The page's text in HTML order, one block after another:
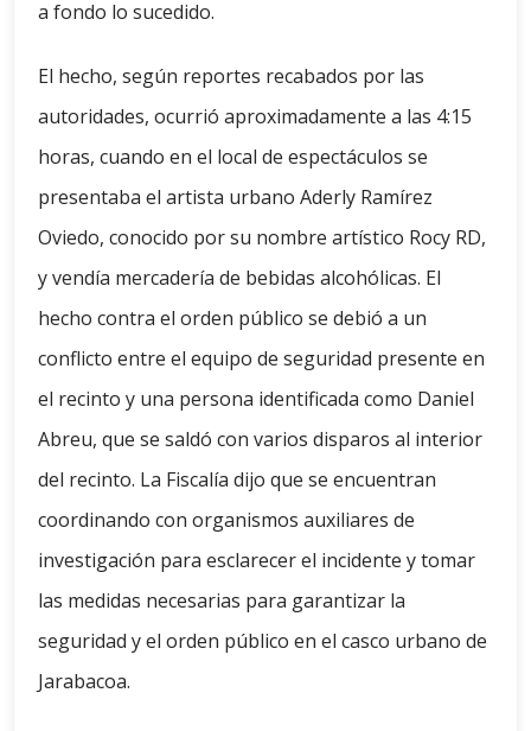
a fondo lo sucedido.
El hecho, según reportes recabados por las
autoridades, ocurrió aproximadamente a las 4:15
horas, cuando en el local de espectáculos se
presentaba el artista urbano Aderly Ramírez
Oviedo, conocido por su nombre artístico Rocy RD,
y vendía mercadería de bebidas alcohólicas. El
hecho contra el orden público se debió a un
conflicto entre el equipo de seguridad presente en
el recinto y una persona identificada como Daniel
Abreu, que se saldó con varios disparos al interior
del recinto. La Fiscalía dijo que se encuentran
coordinando con organismos auxiliares de
investigación para esclarecer el incidente y tomar
las medidas necesarias para garantizar la
seguridad y el orden público en el casco urbano de
Jarabacoa.